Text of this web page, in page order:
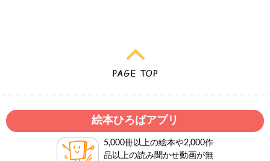
絵本ひろばアプリ
5,000冊以上の絵本や2,000作
品以上の読み聞かせ動画が無